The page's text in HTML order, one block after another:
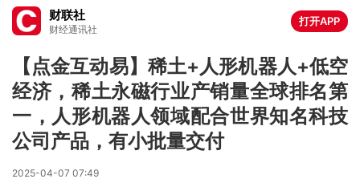
财联社
财经通讯社
打开APP
【点金互动易】稀土+人形机器人+低空
经济，稀土永磁行业产销量全球排名第
一，人形机器人领域配合世界知名科技
公司产品，有小批量交付
2025-04-07 07:49